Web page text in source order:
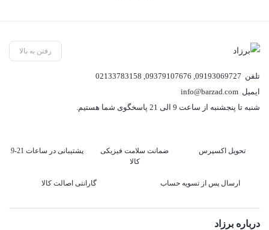
رفتن به بالا
تلفن 09193069727
,
09379107676
,
02133783158
ایمیل info@barzad.com
شنبه تا پنجشنبه از ساعت 9 الی 21 پاسخگوی شما هستیم.
تحویل اکسپرس
ضمانت سلامت فیزیکی
کالا
پشتیبانی در ساعات 21-9
ارسال پس از تسویه حساب گارانتی اصالت کالا
درباره برزاد